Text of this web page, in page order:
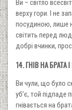
Ви – світло
верху гори. І не
посудиною, лише
світить перед
добрі вчинки,
14. ГНІВ НА БРАТА
Ви чули, що було
уб’є, той підпаде
гнівається на